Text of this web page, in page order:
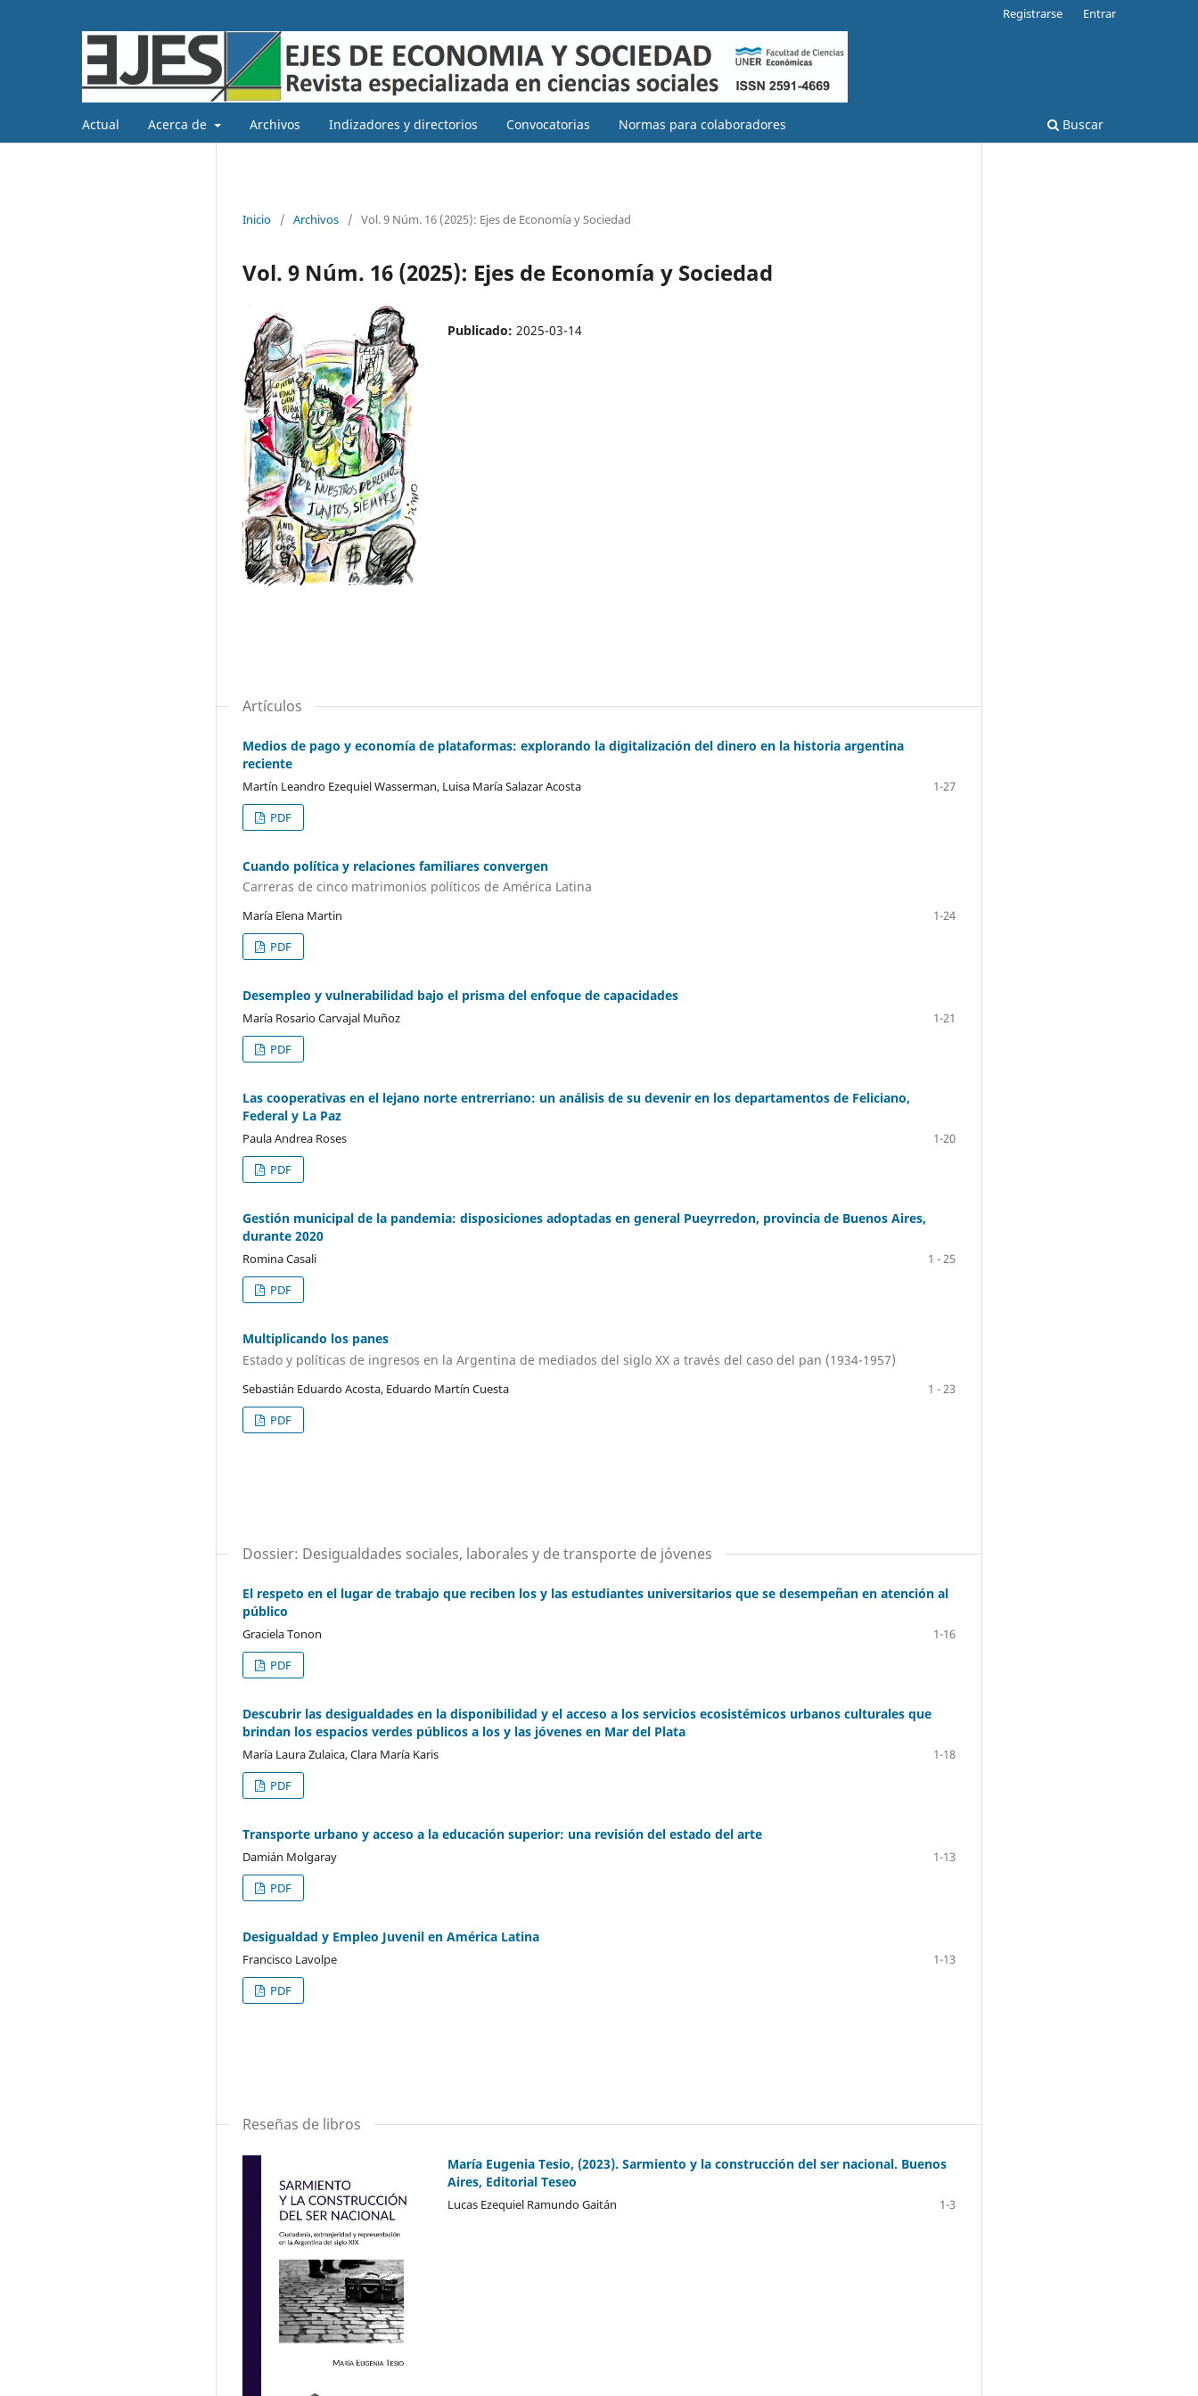
Actual Acerca de Archivos Indizadores y directorios Convocatorias Normas para colaboradores Buscar
Registrarse Entrar
Inicio / Archivos / Vol. 9 Núm. 16 (2025): Ejes de Economía y Sociedad
Vol. 9 Núm. 16 (2025): Ejes de Economía y Sociedad
Publicado: 2025-03-14
Artículos
Medios de pago y economía de plataformas: explorando la digitalización del dinero en la historia argentina
reciente
Martín Leandro Ezequiel Wasserman, Luisa María Salazar Acosta
1-27
PDF
Cuando política y relaciones familiares convergen
Carreras de cinco matrimonios políticos de América Latina
María Elena Martin
1-24
PDF
Desempleo y vulnerabilidad bajo el prisma del enfoque de capacidades
María Rosario Carvajal Muñoz
1-21
PDF
Las cooperativas en el lejano norte entrerriano: un análisis de su devenir en los departamentos de Feliciano,
Federal y La Paz
Paula Andrea Roses
1-20
PDF
Gestión municipal de la pandemia: disposiciones adoptadas en general Pueyrredon, provincia de Buenos Aires,
durante 2020
Romina Casali
1 - 25
PDF
Multiplicando los panes
Estado y políticas de ingresos en la Argentina de mediados del siglo XX a través del caso del pan (1934-1957)
Sebastián Eduardo Acosta, Eduardo Martín Cuesta
1 - 23
PDF
Dossier: Desigualdades sociales, laborales y de transporte de jóvenes
El respeto en el lugar de trabajo que reciben los y las estudiantes universitarios que se desempeñan en atención al
público
Graciela Tonon
1-16
PDF
Descubrir las desigualdades en la disponibilidad y el acceso a los servicios ecosistémicos urbanos culturales que
brindan los espacios verdes públicos a los y las jóvenes en Mar del Plata
María Laura Zulaica, Clara María Karis
1-18
PDF
Transporte urbano y acceso a la educación superior: una revisión del estado del arte
Damián Molgaray
1-13
PDF
Desigualdad y Empleo Juvenil en América Latina
Francisco Lavolpe
1-13
PDF
Reseñas de libros
María Eugenia Tesio, (2023). Sarmiento y la construcción del ser nacional. Buenos
Aires, Editorial Teseo
Lucas Ezequiel Ramundo Gaitán 1-3